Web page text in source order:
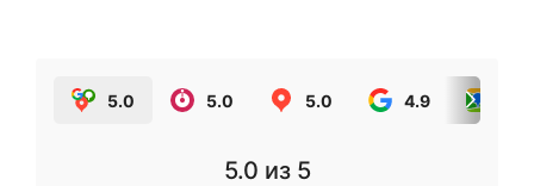
5.0 5.0 5.0 4.9
5.0 из 5